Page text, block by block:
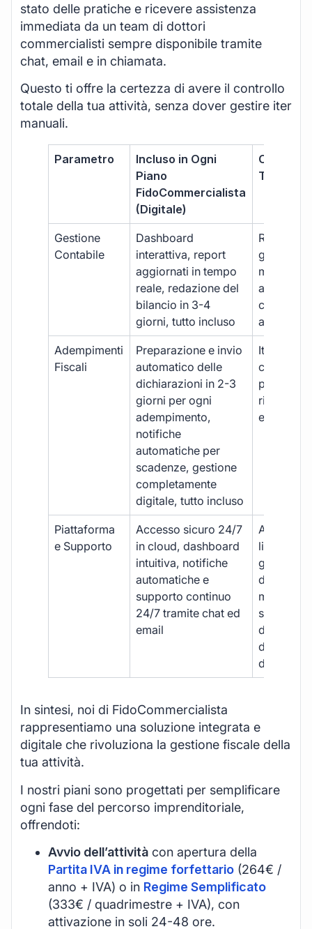
stato delle pratiche e ricevere assistenza
immediata da un team di dottori
commercialisti sempre disponibile tramite
chat, email e in chiamata.
Questo ti offre la certezza di avere il controllo
totale della tua attività, senza dover gestire iter
manuali.
Parametro
Incluso in Ogni
Piano
FidoCommercialista
(Digitale)
Gestione
Contabile
Dashboard
interattiva, report
aggiornati in tempo
reale, redazione del
bilancio in 3-4
giorni, tutto incluso
Report
gestione
manuale,
con
aggiuntivi
Adempimenti
Fiscali
Preparazione e invio
automatico delle
dichiarazioni in 2-3
giorni per ogni
adempimento,
notifiche
automatiche per
scadenze, gestione
completamente
digitale, tutto incluso
Iter
costi
per ogni
rischio di
e
Piattaforma
e Supporto
Accesso sicuro 24/7
in cloud, dashboard
intuitiva, notifiche
automatiche e
supporto continuo
24/7 tramite chat ed
email
Accesso
limitato,
gestione
manuale,
supporto
durante
d’ufficio.
In sintesi, noi di FidoCommercialista
rappresentiamo una soluzione integrata e
digitale che rivoluziona la gestione fiscale della
tua attività.
I nostri piani sono progettati per semplificare
ogni fase del percorso imprenditoriale,
offrendoti:
Avvio dell’attività con apertura della
Partita IVA in regime forfettario (264€ /
anno + IVA) o in Regime Semplificato
(333€ / quadrimestre + IVA), con
attivazione in soli 24-48 ore.